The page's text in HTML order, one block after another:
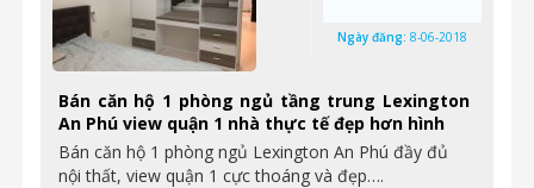
Bán căn hộ 1 phòng ngủ tầng trung Lexington
An Phú view quận 1 nhà thực tế đẹp hơn hình
Bán căn hộ 1 phòng ngủ Lexington An Phú đầy đủ
nội thất, view quận 1 cực thoáng và đẹp….
Ngày đăng: 8-06-2018